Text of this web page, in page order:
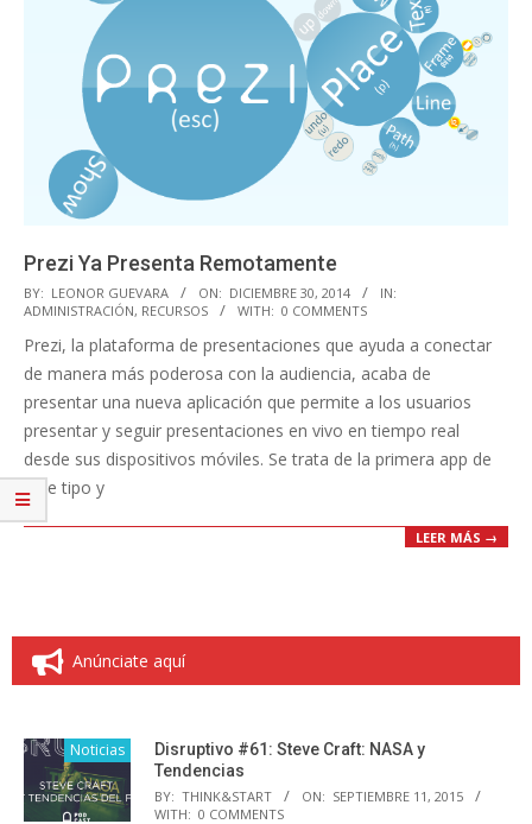
Prezi Ya Presenta Remotamente
2014-
12-
30
BY: LEONOR GUEVARA ON: DICIEMBRE 30, 2014
IN:
ADMINISTRACIÓN, RECURSOS WITH: 0 COMMENTS
Prezi, la plataforma de presentaciones que ayuda a conectar
de manera más poderosa con la audiencia, acaba de
presentar una nueva aplicación que permite a los usuarios
presentar y seguir presentaciones en vivo en tiempo real
desde sus dispositivos móviles. Se trata de la primera app de
este tipo y
LEER MÁS →
Anúnciate aquí
Noticias
Disruptivo #61: Steve Craft: NASA y
Tendencias
BY: THINK&START ON: SEPTIEMBRE 11, 2015
WITH: 0 COMMENTS